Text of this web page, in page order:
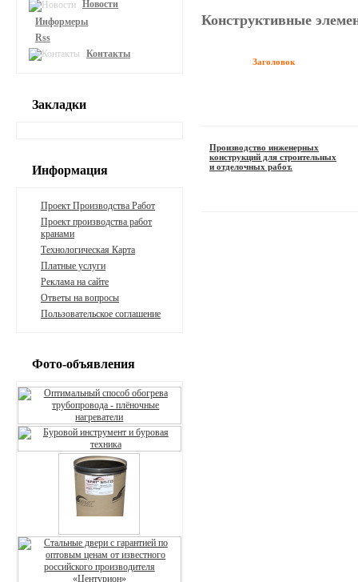
Конструктивные
Заголовок
Производство инженерных
конструкций для строительных
и отделочных работ.
Новости
Информеры
Rss
Контакты
Закладки
Информация
Проект Производства Работ
Проект производства работ
кранами
Технологическая Карта
Платные услуги
Реклама на сайте
Ответы на вопросы
Пользовательское соглашение
Фото-объявления